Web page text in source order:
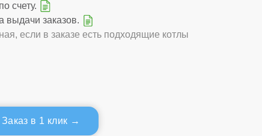
счету.
выдачи заказов.
если в заказе есть подходящие котлы
Заказ в 1 клик